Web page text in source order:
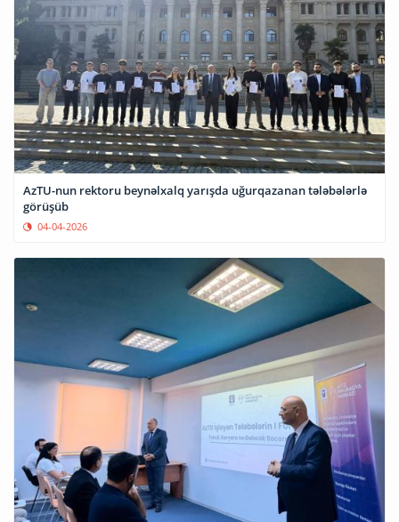
AzTU-nun rektoru beynəlxalq yarışda uğurqazanan tələbələrlə
görüşüb
04-04-2026